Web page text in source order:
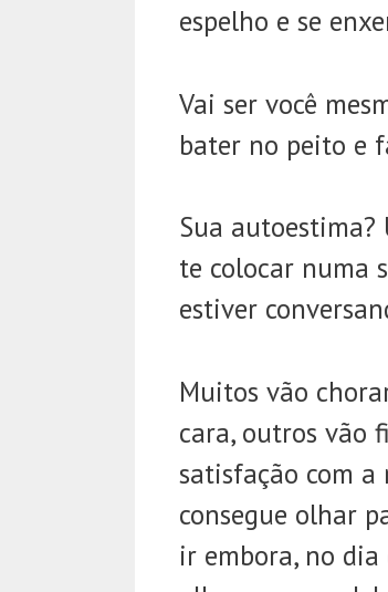
espelho e se
Vai ser você
bater no peito e
Sua autoestima?
te colocar numa
estiver
Muitos vão
cara, outros vão
satisfação com a
consegue olhar
ir embora, no